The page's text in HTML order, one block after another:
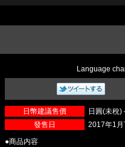
Language
日幣建議售價
日圓(未稅)
發售日
2017年1月
●商品内容